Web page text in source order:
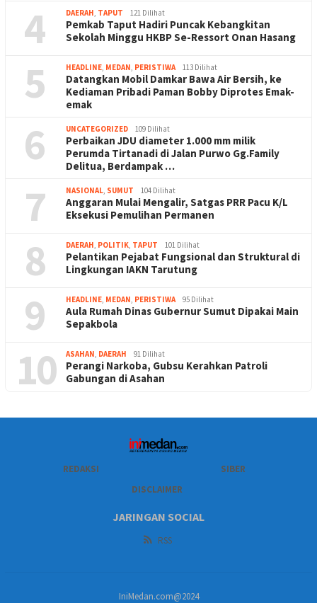
4 DAERAH, TAPUT 121 Dilihat
Pemkab Taput Hadiri Puncak Kebangkitan
Sekolah Minggu HKBP Se-Ressort Onan Hasang
5 HEADLINE, MEDAN, PERISTIWA 113 Dilihat
Datangkan Mobil Damkar Bawa Air Bersih, ke
Kediaman Pribadi Paman Bobby Diprotes Emak-
emak
6 UNCATEGORIZED 109 Dilihat
Perbaikan JDU diameter 1.000 mm milik
Perumda Tirtanadi di Jalan Purwo Gg.Family
Delitua, Berdampak …
7 NASIONAL, SUMUT 104 Dilihat
Anggaran Mulai Mengalir, Satgas PRR Pacu K/L
Eksekusi Pemulihan Permanen
8 DAERAH, POLITIK, TAPUT 101 Dilihat
Pelantikan Pejabat Fungsional dan Struktural di
Lingkungan IAKN Tarutung
9 HEADLINE, MEDAN, PERISTIWA 95 Dilihat
Aula Rumah Dinas Gubernur Sumut Dipakai Main
Sepakbola
10 ASAHAN, DAERAH 91 Dilihat
Perangi Narkoba, Gubsu Kerahkan Patroli
Gabungan di Asahan
REDAKSI
SIBER
DISCLAIMER
JARINGAN SOCIAL
RSS
IniMedan.com@2024